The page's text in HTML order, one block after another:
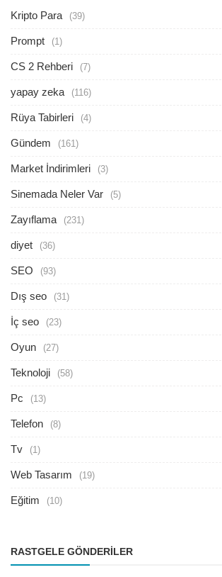
Kripto Para (39)
Prompt (1)
CS 2 Rehberi (7)
yapay zeka (116)
Rüya Tabirleri (4)
Gündem (161)
Market İndirimleri (3)
Sinemada Neler Var (5)
Zayıflama (231)
diyet (36)
SEO (93)
Dış seo (31)
İç seo (23)
Oyun (27)
Teknoloji (58)
Pc (13)
Telefon (8)
Tv (1)
Web Tasarım (19)
Eğitim (10)
RASTGELE GÖNDERILER